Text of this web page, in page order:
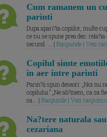
Cum ramanem un
parinti
Dupa apari?ia copiilor, multe
ce nu se spune prea des:
secund. ... | Raspunde | Vezi
Copilul simte
in aer intre parinti
Parin?ii spun deseori: „Noi nu
copilului.” „Ne ab?inem, ca sa
sa... | Raspunde | Vezi
Na?tere naturala
cezariana